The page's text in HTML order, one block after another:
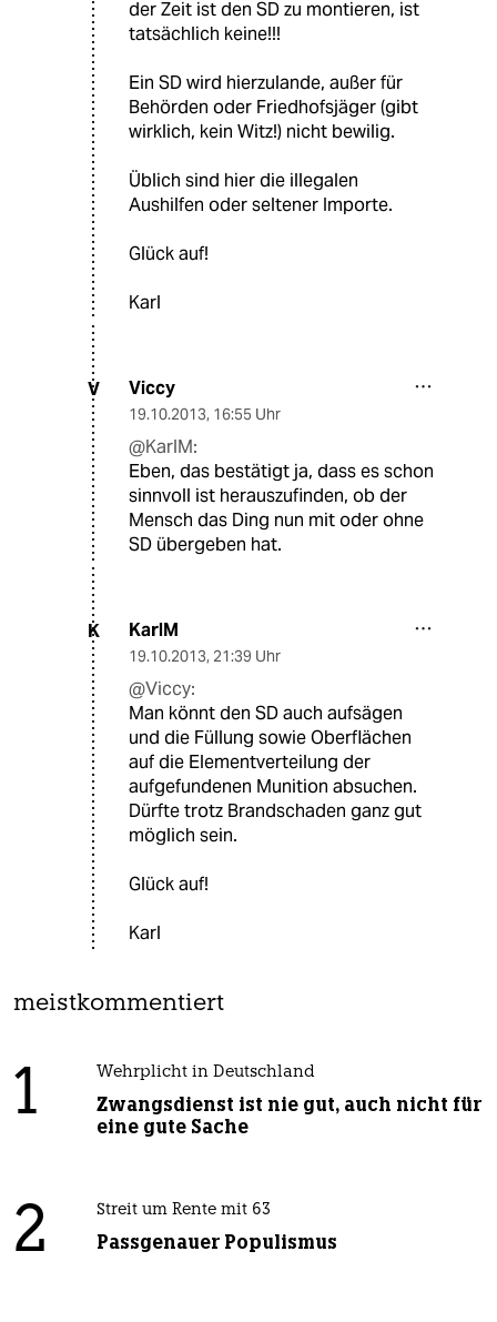
der Zeit ist den SD zu montieren, ist
tatsächlich keine!!!
Ein SD wird hierzulande, außer für
Behörden oder Friedhofsjäger (gibt
wirklich, kein Witz!) nicht bewilig.
Üblich sind hier die illegalen
Aushilfen oder seltener Importe.
Glück auf!
Karl
V Viccy
19.10.2013, 16:55 Uhr
@KarlM:
Eben, das bestätigt ja, dass es schon
sinnvoll ist herauszufinden, ob der
Mensch das Ding nun mit oder ohne
SD übergeben hat.
K KarlM
19.10.2013, 21:39 Uhr
@Viccy:
Man könnt den SD auch aufsägen
und die Füllung sowie Oberflächen
auf die Elementverteilung der
aufgefundenen Munition absuchen.
Dürfte trotz Brandschaden ganz gut
möglich sein.
Glück auf!
Karl
meistkommentiert
1 Wehrplicht in Deutschland
Zwangsdienst ist nie gut, auch nicht für
eine gute Sache
2 Streit um Rente mit 63
Passgenauer Populismus